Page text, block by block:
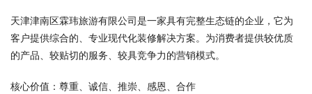
天津津南区霖玮旅游有限公司是一家具有完整生态链的企业，它为
客户提供综合的、专业现代化装修解决方案。为消费者提供较优质
的产品、较贴切的服务、较具竞争力的营销模式。
核心价值：尊重、诚信、推崇、感恩、合作